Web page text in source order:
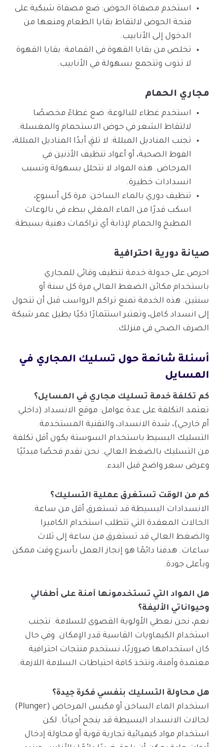
استخدم مصفاة الحوض: ضع مصفاة شبكية على
فتحة الحوض لالتقاط بقايا الطعام ومنعها من
الدخول إلى الأنابيب.
تخلص من بقايا القهوة في القمامة: بقايا القهوة
لا تذوب وتتجمع بسهولة في الأنابيب.
مجاري الحمام
استخدم غطاء للبالوعة: ضع غطاءً مخصصًا
لالتقاط الشعر في حوض الاستحمام والمغسلة.
تجنب المناديل المبللة: لا تلقِ أبدًا المناديل المبللة،
الفوط الصحية، أو أعواد تنظيف الأذنين في
المرحاض. هذه المواد لا تتحلل بسهولة وتسبب
انسدادات خطيرة.
تنظيف دوري بالماء الساخن: مرة كل أسبوع،
اسكب قدرًا من الماء المغلي ببطء في بالوعات
المطبخ والحمام لإذابة أي تراكمات دهنية بسيطة.
صيانة دورية احترافية
احرص على جدولة خدمة تنظيف وقائي للمجاري
باستخدام مكائن الضغط العالي مرة كل سنة أو
سنتين. هذه الخدمة تمنع تراكم الرواسب قبل أن تتحول
إلى انسداد كامل، وتعتبر استثمارًا ذكيًا يطيل عمر شبكة
الصرف الصحي في منزلك.
أسئلة شائعة حول تسليك المجاري في
المسايل
كم تكلفة خدمة تسليك مجاري في المسايل؟
تعتمد التكلفة على عدة عوامل: موقع الانسداد (داخلي
أم خارجي)، شدة الانسداد، والتقنية المستخدمة.
التسليك البسيط باستخدام السوستة يكون أقل تكلفة
من التسليك بالضغط العالي. نحن نقدم فحصًا مبدئيًا
وعرض سعر واضح قبل البدء.
كم من الوقت تستغرق عملية التسليك؟
الانسدادات البسيطة قد تستغرق أقل من ساعة.
الحالات المعقدة التي تتطلب استخدام الكاميرا
والضغط العالي قد تستغرق من ساعة إلى ثلاث
ساعات. هدفنا دائمًا هو إنجاز العمل بأسرع وقت ممكن
وبأعلى جودة.
هل المواد التي تستخدمونها آمنة على أطفالي
وحيواناتي الأليفة؟
نعم، نحن نعطي الأولوية القصوى للسلامة. نتجنب
استخدام الكيماويات القاسية قدر الإمكان. وفي حال
كان استخدامها ضروريًا، نستخدم منتجات احترافية
معتمدة وآمنة، ونتخذ كافة احتياطات السلامة اللازمة.
هل محاولة التسليك بنفسي فكرة جيدة؟
استخدام الماء الساخن أو مكبس المرحاض (Plunger)
لحالات الانسداد البسيطة قد ينجح أحيانًا. لكن
استخدام مواد كيميائية تجارية قوية أو محاولة إدخال